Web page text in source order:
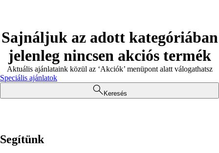
Sajnáljuk az adott kategóriában
jelenleg nincsen akciós termék
Aktuális ajánlataink közül az ‘Akciók’ menüpont alatt válogathatsz
Speciális ajánlatok
Keresés
Segítünk